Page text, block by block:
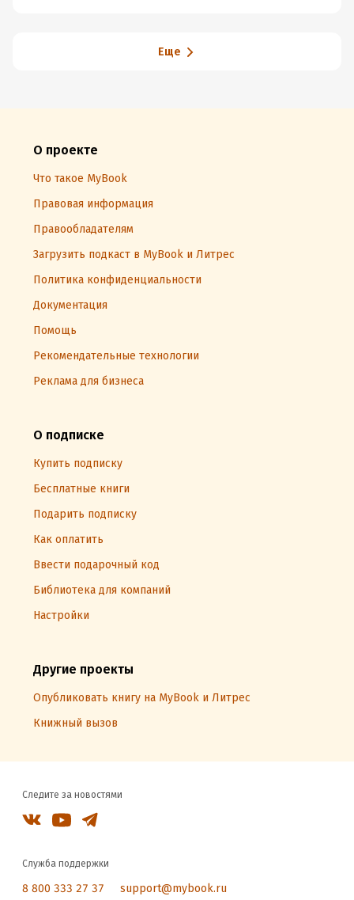
Еще
О проекте
Что такое MyBook
Правовая информация
Правообладателям
Загрузить подкаст в MyBook и Литрес
Политика конфиденциальности
Документация
Помощь
Рекомендательные технологии
Реклама для бизнеса
О подписке
Купить подписку
Бесплатные книги
Подарить подписку
Как оплатить
Ввести подарочный код
Библиотека для компаний
Настройки
Другие проекты
Опубликовать книгу на MyBook и Литрес
Книжный вызов
Следите за новостями
Служба поддержки
8 800 333 27 37 support@mybook.ru